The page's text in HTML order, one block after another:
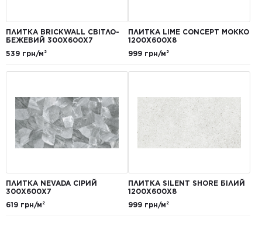
ПЛИТКА BRICKWALL СВІТЛО-
БЕЖЕВИЙ 300Х600Х7
539 грн/м²
ПЛИТКА LIME CONCEPT МОККО
1200Х600Х8
999 грн/м²
ПЛИТКА NEVADA СІРИЙ
300Х600Х7
619 грн/м²
ПЛИТКА SILENT SHORE БІЛИЙ
1200Х600Х8
999 грн/м²